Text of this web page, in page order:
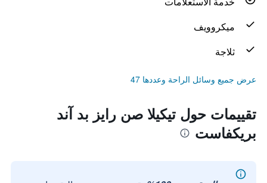
ميكروويف
ثلاجة
عرض جميع وسائل الراحة وعددها 47
تقييمات حول تيكيلا صن رايز بد آند
بريكفاست